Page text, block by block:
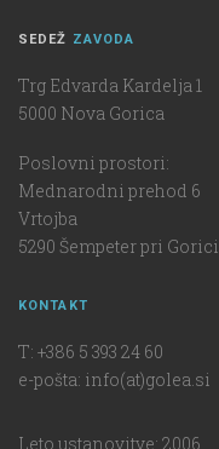
SEDEŽ ZAVODA
Trg Edvarda Kardelja 1
5000 Nova Gorica
Poslovni prostori:
Mednarodni prehod 6
Vrtojba
5290 Šempeter pri Gorici
KONTAKT
T: +386 5 393 24 60
e-pošta: info(at)golea.si
Leto ustanovitve: 2006